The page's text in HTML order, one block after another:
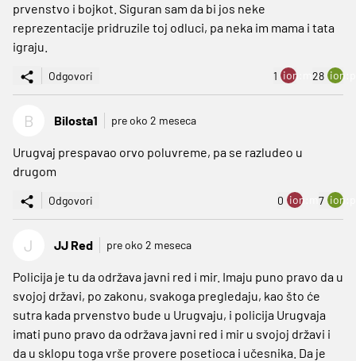
prvenstvo i bojkot. Siguran sam da bi jos neke
reprezentacije pridruzile toj odluci, pa neka im mama i tata
igraju.
Odgovori 1 ion:minus
28
B Bilosta1 pre oko 2 meseca
Urugvaj prespavao orvo poluvreme, pa se razludeo u
drugom
Odgovori 0 ion:minus
7
J JJ Red pre oko 2 meseca
Policija je tu da održava javni red i mir. Imaju puno pravo da u
svojoj državi, po zakonu, svakoga pregledaju, kao što će
sutra kada prvenstvo bude u Urugvaju, i policija Urugvaja
imati puno pravo da održava javni red i mir u svojoj državi i
da u sklopu toga vrše provere posetioca i učesnika. Da je